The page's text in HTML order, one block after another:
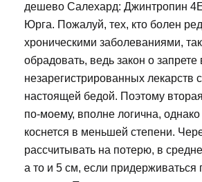
дешево Салехард: Джинтропин
Юрга. Пожалуй, тех, кто болен
хроническими заболеваниями,
обрадовать, ведь закон о запрете
незарегистрированных лекарств
настоящей бедой. Поэтому
по-моему, вполне логична,
коснется в меньшей степени.
рассчитывать на потерю, в
а то и 5 см, если придерживаться